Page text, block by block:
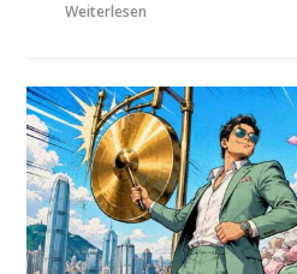
Weiterlesen